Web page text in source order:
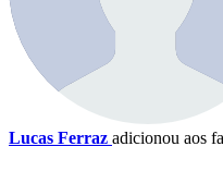
Lucas Ferraz adicionou aos